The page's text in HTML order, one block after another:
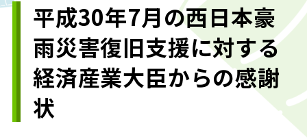
平成30年7月の西日本豪
雨災害復旧支援に対する
経済産業大臣からの感謝
状